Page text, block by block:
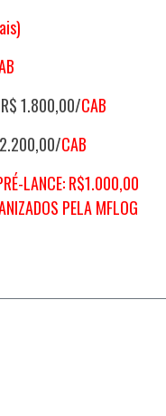
R$ 1.800,00/CAB
2.200,00/CAB
LANCE: R$1.000,00
PELA MFLOG